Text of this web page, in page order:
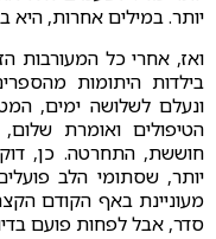
יותר. במילים אחרות,
ואז, אחרי כל המעורבות
בילדות היתומות
ונעלם לשלושה ימים,
הטיפולים ואומרת
חוששת, התחרטה. כן,
יותר, שסתומי הלב
מעוניינת באף הקודם
סדר, אבל לפחות פועם